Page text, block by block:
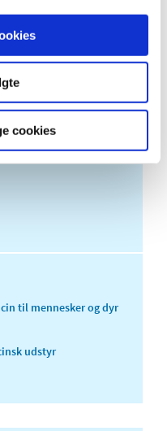
cookies
til mennesker og dyr
udstyr